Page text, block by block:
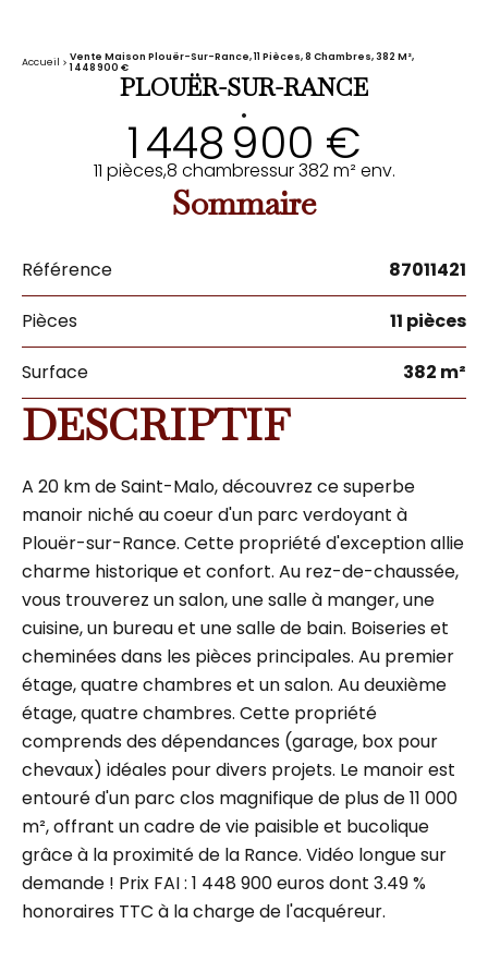
Accueil
Vente Maison Plouër-Sur-Rance, 11 Pièces, 8 Chambres, 382 M²,
1 448 900 €
PLOUËR-SUR-RANCE
•
1 448 900 €
11 pièces,8 chambressur 382 m² env.
Sommaire
Référence 87011421
Pièces 11 pièces
Surface 382 m²
DESCRIPTIF
A 20 km de Saint-Malo, découvrez ce superbe
manoir niché au coeur d'un parc verdoyant à
Plouër-sur-Rance. Cette propriété d'exception allie
charme historique et confort. Au rez-de-chaussée,
vous trouverez un salon, une salle à manger, une
cuisine, un bureau et une salle de bain. Boiseries et
cheminées dans les pièces principales. Au premier
étage, quatre chambres et un salon. Au deuxième
étage, quatre chambres. Cette propriété
comprends des dépendances (garage, box pour
chevaux) idéales pour divers projets. Le manoir est
entouré d'un parc clos magnifique de plus de 11 000
m², offrant un cadre de vie paisible et bucolique
grâce à la proximité de la Rance. Vidéo longue sur
demande ! Prix FAI : 1 448 900 euros dont 3.49 %
honoraires TTC à la charge de l'acquéreur.